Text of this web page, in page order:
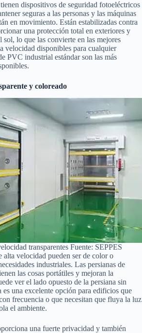
dispositivos de seguridad fotoeléctricos
seguras a las personas y las máquinas
en movimiento. Están estabilizadas contra
una protección total en exteriores y
sol, lo que las convierte en las mejores
velocidad disponibles para cualquier
PVC industrial estándar son las más
y coloreado
transparentes Fuente: SEPPES
alta velocidad pueden ser de color o
industriales. Las persianas de
las cosas portátiles y mejoran la
ver el lado opuesto de la persiana sin
es una excelente opción para edificios que
frecuencia o que necesitan que fluya la luz
el ambiente.
una fuerte privacidad y también